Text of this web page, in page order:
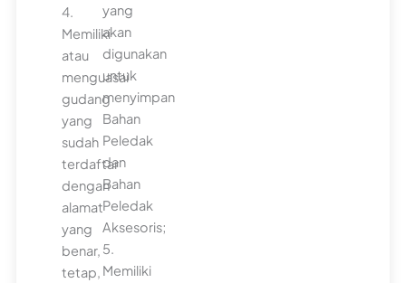
4.
Memiliki
atau
menguasai
gudang
yang
sudah
terdaftar
dengan
alamat
yang
benar,
tetap,
yang
akan
digunakan
untuk
menyimpan
Bahan
Peledak
dan
Bahan
Peledak
Aksesoris;
5.
Memiliki